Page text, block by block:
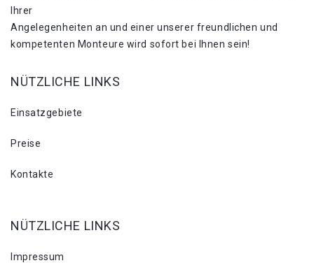
Ihrer
Angelegenheiten an und einer unserer freundlichen und
kompetenten Monteure wird sofort bei Ihnen sein!
NÜTZLICHE LINKS
Einsatzgebiete
Preise
Kontakte
NÜTZLICHE LINKS
Impressum